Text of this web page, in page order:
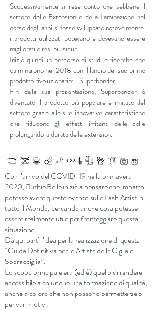
Successivamente si rese conto che sebbene il
settore delle Extension e della Laminazione nel
corso degli anni si fosse sviluppato notevolmente,
i prodotti utilizzati potevano e dovevano essere
migliorati e resi più sicuri.
Iniziò quindi un percorso di studi e ricerche che
culminarono nel 2018 con il lancio del suo primo
prodotto rivoluzionario: il Superbonder.
Fin dalla sua presentazione, Superbonder è
diventato il prodotto più popolare e imitato del
settore grazie alle sue innovative caratteristiche
che riducono gli effetti irritanti delle colle
prolungando la durata delle extension.
Con l’arrivo del COVID-19 nella primavera
2020, Ruthie Belle iniziò a pensare che impatto
potesse avere questo evento sulle Lash Artist in
tutto il Mondo, cercando anche cosa potesse
essere realmente utile per fronteggiare questa
situazione.
Da qui partì l’idea per la realizzazione di questa
“Guida Definitiva per le Artiste delle Ciglia e
Sopracciglia”.
Lo scopo principale era (ed è) quello di rendere
accessibile a chiunque una formazione di qualità,
anche a coloro che non possono permetterselo
per vari motivi.